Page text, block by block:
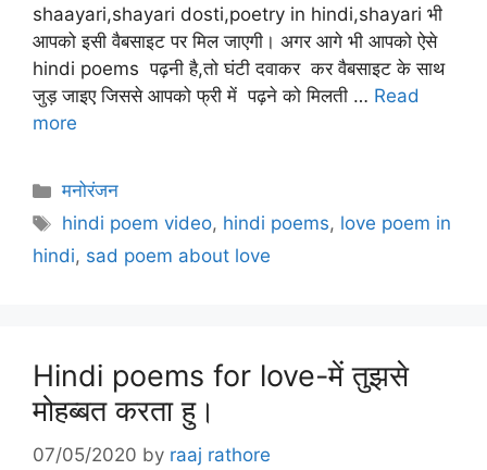
shaayari,shayari dosti,poetry in hindi,shayari भी
आपको इसी वैबसाइट पर मिल जाएगी। अगर आगे भी आपको ऐसे
hindi poems पढ़नी है,तो घंटी दवाकर कर वैबसाइट के साथ
जुड़ जाइए जिससे आपको फ्री में पढ़ने को मिलती … Read
more
Categories
मनोरंजन
Tags
hindi poem video, hindi poems, love poem in
hindi, sad poem about love
Hindi poems for love-में तुझसे
मोहब्बत करता हु।
07/05/2020 by raaj rathore